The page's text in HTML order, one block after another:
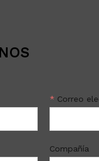
* Correo
Compañía